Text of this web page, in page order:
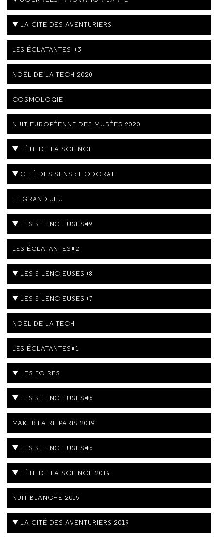
LA CITÉ DES AVENTURIERS
LES ÉCLATANTES #3
NOËL DE LA TECH 2020
COSMOLOGIE
NUIT EUROPÉENNE DES MUSÉES 2020
FÊTE DE LA SCIENCE
CITÉ DES SENS : L'ODORAT
LE GRAND JEU
LES SILENCIEUSES#9
LES ÉCLATANTES#2
LES SILENCIEUSES#8
LES SILENCIEUSES#7
NOËL DE LA TECH
LES ÉCLATANTES#1
LES FOIRÉS
LES SILENCIEUSES#6
MAKER FAIRE PARIS 2019
LES SILENCIEUSES#5
FÊTE DE LA SCIENCE 2019
NUIT BLANCHE 2019
LA CITÉ DES AVENTURIERS 2019